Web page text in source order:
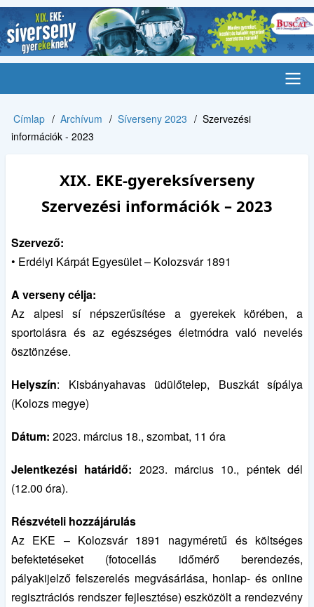
Ugrás
a
tartalomra
Main
navigation
Morzsa
Címlap Archívum Síverseny 2023
Szervezési
információk - 2023
XIX. EKE-gyereksíverseny
Szervezési információk – 2023
Szervező:
• Erdélyi Kárpát Egyesület – Kolozsvár 1891
A verseny célja:
Az alpesi sí népszerűsítése a gyerekek körében, a
sportolásra és az egészséges életmódra való nevelés
ösztönzése.
Helyszín: Kisbányahavas üdülőtelep, Buszkát sípálya
(Kolozs megye)
Dátum: 2023. március 18., szombat, 11 óra
Jelentkezési határidő: 2023. március 10., péntek dél
(12.00 óra).
Részvételi hozzájárulás
Az EKE – Kolozsvár 1891 nagyméretű és költséges
befektetéseket (fotocellás időmérő berendezés,
pályakijelző felszerelés megvásárlása, honlap- és online
regisztrációs rendszer fejlesztése) eszközölt a rendezvény